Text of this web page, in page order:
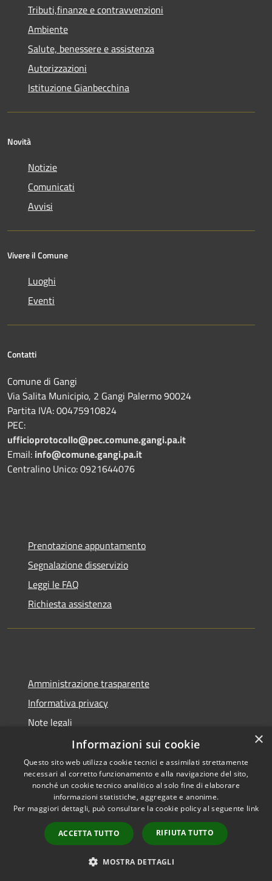
Tributi,finanze e contravvenzioni
Ambiente
Salute, benessere e assistenza
Autorizzazioni
Istituzione Gianbecchina
Novità
Notizie
Comunicati
Avvisi
Vivere il Comune
Luoghi
Eventi
Contatti
Comune di Gangi
Via Salita Municipio, 2 Gangi Palermo 90024
Partita IVA: 00475910824
PEC:
ufficioprotocollo@pec.comune.gangi.pa.it
Email: info@comune.gangi.pa.it
Centralino Unico: 0921644076
Prenotazione appuntamento
Segnalazione disservizio
Leggi le FAQ
Richiesta assistenza
Amministrazione trasparente
Informativa privacy
Note legali
Dichiarazione di accessibilità
RSS
Accessibilità
Copyright © 2026 • Comune di
Municipium•
Accesso
redazione
×
Informazioni sui cookie
Questo sito web utilizza cookie tecnici e assimilati strettamente
necessari al corretto funzionamento e alla navigazione del sito,
nonché un cookie tecnico analitico al solo fine di elaborare
informazioni statistiche, aggregate e anonime.
Per maggiori dettagli, può consultare la cookie policy al seguente link
ACCETTA TUTTO RIFIUTA TUTTO
MOSTRA DETTAGLI